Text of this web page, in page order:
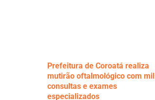
Prefeitura de Coroatá realiza
mutirão oftalmológico com mil
consultas e exames
especializados